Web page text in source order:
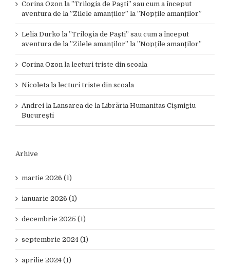
Corina Ozon la ”Trilogia de Paști” sau cum a început
aventura de la ”Zilele amanților” la ”Nopțile amanților”
Lelia Durko la ”Trilogia de Paști” sau cum a început
aventura de la ”Zilele amanților” la ”Nopțile amanților”
Corina Ozon la lecturi triste din scoala
Nicoleta la lecturi triste din scoala
Andrei la Lansarea de la Librăria Humanitas Cișmigiu
București
Arhive
martie 2026 (1)
ianuarie 2026 (1)
decembrie 2025 (1)
septembrie 2024 (1)
aprilie 2024 (1)